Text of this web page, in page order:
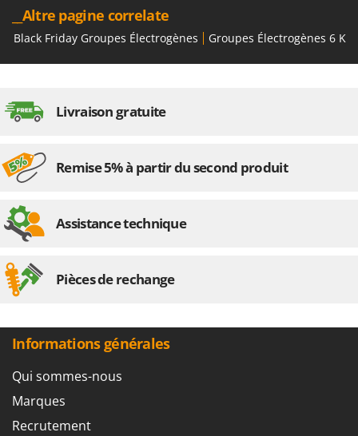
__Altre pagine correlate
Black Friday Groupes Électrogènes Groupes Électrogènes 6
Livraison gratuite
Remise 5% à partir du second produit
Assistance technique
Pièces de rechange
Informations générales
Qui sommes-nous
Marques
Recrutement